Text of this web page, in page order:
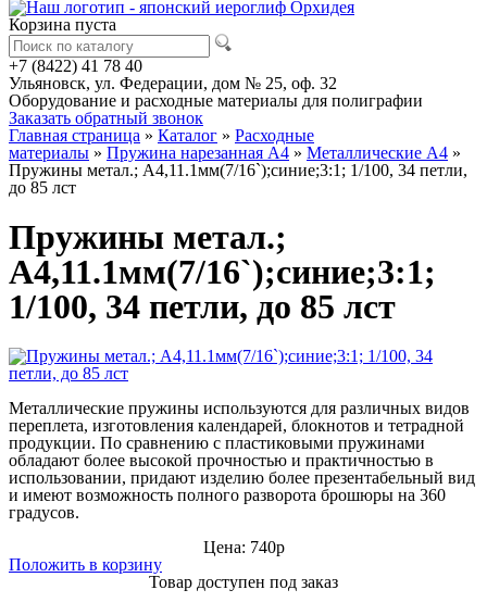
Корзина пуста
+7 (8422) 41 78 40
Ульяновск, ул. Федерации, дом № 25, оф. 32
Оборудование и расходные материалы для полиграфии
Заказать обратный звонок
Главная страница » Каталог » Расходные
материалы » Пружина нарезанная А4 » Металлические А4 »
Пружины метал.; А4,11.1мм(7/16`);синие;3:1; 1/100, 34 петли,
до 85 лст
Пружины метал.;
А4,11.1мм(7/16`);синие;3:1;
1/100, 34 петли, до 85 лст
Металлические пружины используются для различных видов
переплета, изготовления календарей, блокнотов и тетрадной
продукции. По сравнению с пластиковыми пружинами
обладают более высокой прочностью и практичностью в
использовании, придают изделию более презентабельный вид
и имеют возможность полного разворота брошюры на 360
градусов.
Цена: 740р
Положить в корзину
Товар доступен под заказ